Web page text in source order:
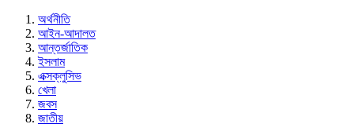
অর্থনীতি
আইন-আদালত
আন্তর্জাতিক
ইসলাম
এক্সক্লুসিভ
খেলা
জবস
জাতীয়